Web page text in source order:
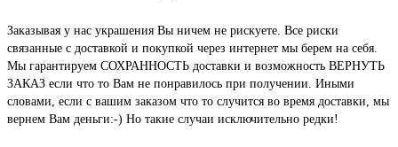
Заказывая у нас украшения Вы ничем не рискуете. Все риски
связанные с доставкой и покупкой через интернет мы берем на себя.
Мы гарантируем СОХРАННОСТЬ доставки и возможность ВЕРНУТЬ
ЗАКАЗ если что то Вам не понравилось при получении. Иными
словами, если с вашим заказом что то случится во время доставки, мы
вернем Вам деньги:-) Но такие случаи исключительно редки!